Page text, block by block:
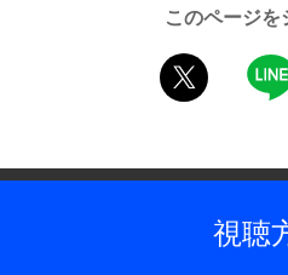
か！？新たな記録へ期待
2023年シーズンもいよい
佳境を迎える。注目は賞
拓実。今季はここまでツ
トップ10入りは13回を誇
賞金王を狙える位置にい
このページを
twitter
視聴